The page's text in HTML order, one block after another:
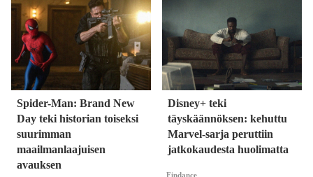
Spider-Man: Brand New
Day teki historian toiseksi
suurimman
maailmanlaajuisen
avauksen
Disney+ teki
täyskäännöksen: kehuttu
Marvel-sarja peruttiin
jatkokaudesta huolimatta
Findance